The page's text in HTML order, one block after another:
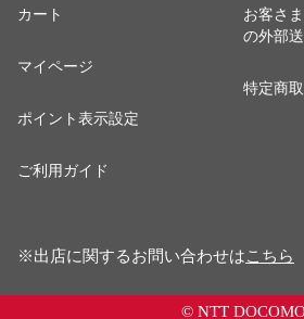
カート
マイページ
ポイント表示設定
ご利用ガイド
お客さ
の外部
特定商
※出店に関するお問い合わせはこちら
© NTT